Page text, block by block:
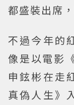
都盛裝出席
不過今年的
像是以電影
申鉉彬在走
真偽人生》